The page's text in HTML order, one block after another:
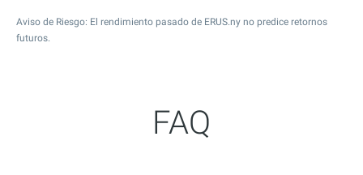
Aviso de Riesgo: El rendimiento pasado de ERUS.ny no predice retornos
futuros.
FAQ